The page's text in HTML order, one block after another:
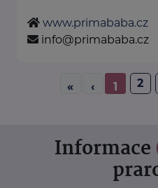
www.primababa.cz
info@primababa.cz
« ‹ 1 2
Informace